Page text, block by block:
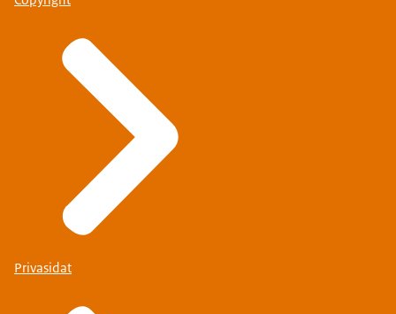
Privasidat